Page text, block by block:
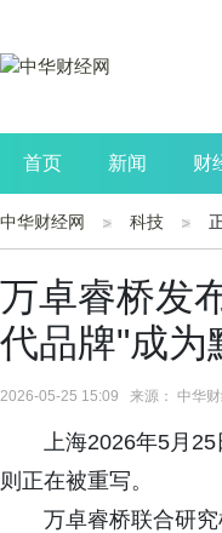
首页 新闻 财
公司 生活 读
中华财经网 科技
万卓睿桥发
代品牌"成为
2026-05-25 15:09 来源： 中华财
上海2026年5月
则正在被重写。
万卓睿桥联合研